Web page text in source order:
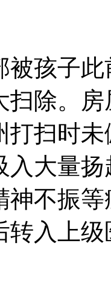
被孩子此
扫除。
打扫时
入大量
神不振
转入上